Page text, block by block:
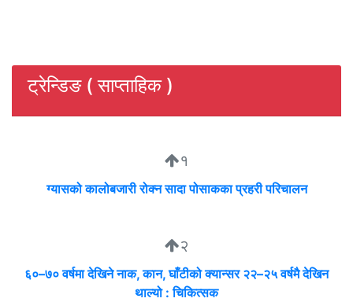
ट्रेन्डिङ ( साप्ताहिक )
१
ग्यासको कालोबजारी रोक्न सादा पोसाकका प्रहरी परिचालन
२
६०–७० वर्षमा देखिने नाक, कान, घाँटीको क्यान्सर २२–२५ वर्षमै देखिन
थाल्यो : चिकित्सक